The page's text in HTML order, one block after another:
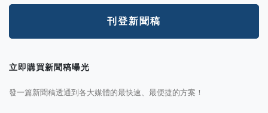
刊登新聞稿
立即購買新聞稿曝光
發一篇新聞稿透通到各大媒體的最快速、最便捷的方案！